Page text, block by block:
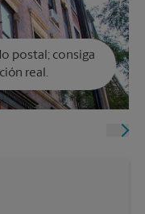
postal; consiga
real.